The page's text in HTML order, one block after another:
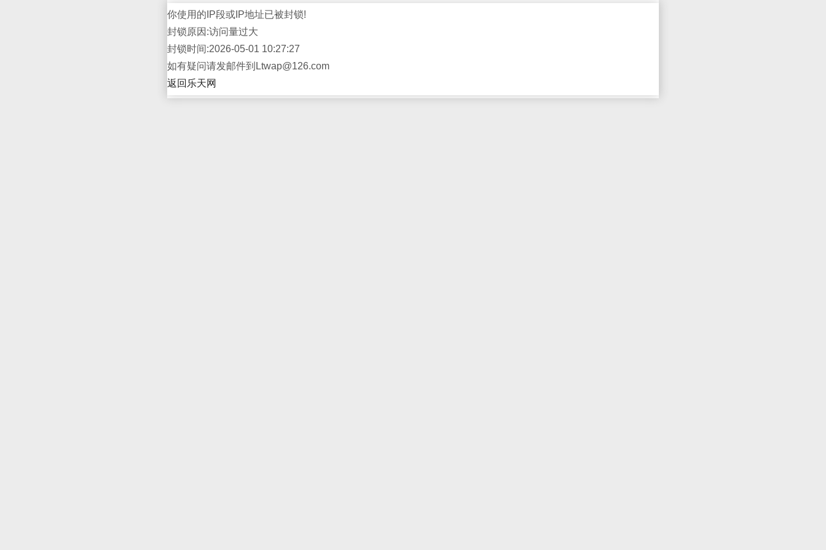
你使用的IP段或IP地址已被封锁!
封锁原因:访问量过大
封锁时间:2026-05-01 10:27:27
如有疑问请发邮件到Ltwap@126.com
返回乐天网